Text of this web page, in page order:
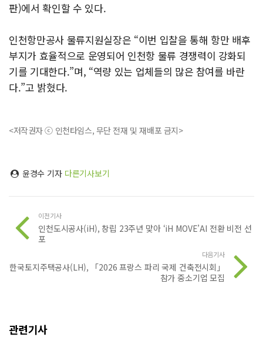
판)에서 확인할 수 있다.
인천항만공사 물류지원실장은 “이번 입찰을 통해 항만 배후
부지가 효율적으로 운영되어 인천항 물류 경쟁력이 강화되
기를 기대한다.”며, “역량 있는 업체들의 많은 참여를 바란
다.”고 밝혔다.
<저작권자 ⓒ 인천타임스, 무단 전재 및 재배포 금지>
윤경수 기자 다른기사보기
이전기사
인천도시공사(iH), 창립 23주년 맞아 ‘iH MOVE’AI 전환 비전 선
포
다음기사
한국토지주택공사(LH), 「2026 프랑스 파리 국제 건축전시회」
참가 중소기업 모집
관련기사